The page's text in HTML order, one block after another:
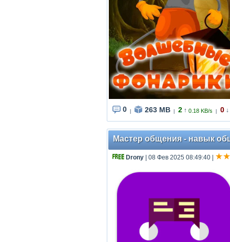
0 263 MB 2 ↑ 0.18 KB/s 0 ↓
Мастер общения - навык
Drony | 08 Фев 2025 08:49:40